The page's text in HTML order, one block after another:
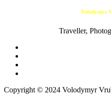
Volodymyr
Traveller,
Copyright © 2024 Volodymyr